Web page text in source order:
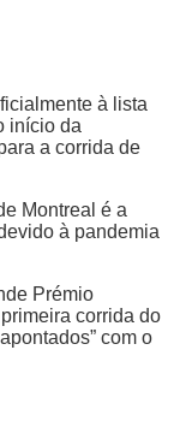
à lista
início da
a corrida de
Montreal é a
à pandemia
Prémio
corrida do
com o